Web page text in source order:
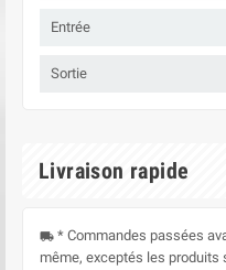
Entrée
Sortie
Livraison rapide
local_shipping * Commandes passées
même, exceptés les produits